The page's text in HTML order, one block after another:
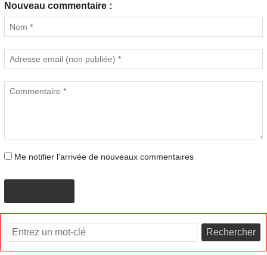
Nouveau commentaire :
Me notifier l'arrivée de nouveaux commentaires
Rechercher